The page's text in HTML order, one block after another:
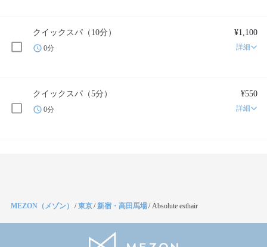
クイックスパ（10分） ¥1,100
0分 詳細
クイックスパ（5分） ¥550
0分 詳細
MEZON（メゾン） /東京/新宿・高田馬場/Absolute esthair